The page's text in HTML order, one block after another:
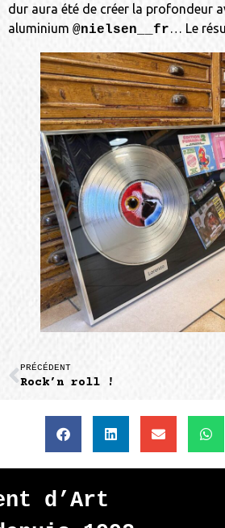
dur aura été de créer la profondeur
aluminium @nielsen__fr… Le
PRÉCÉDENT
Rock’n roll !
d’Art